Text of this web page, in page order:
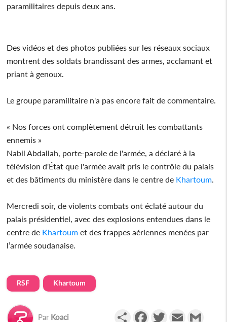
paramilitaires depuis deux ans.
Des vidéos et des photos publiées sur les réseaux sociaux
montrent des soldats brandissant des armes, acclamant et
priant à genoux.
Le groupe paramilitaire n'a pas encore fait de commentaire.
« Nos forces ont complètement détruit les combattants
ennemis »
Nabil Abdallah, porte-parole de l'armée, a déclaré à la
télévision d'État que l'armée avait pris le contrôle du palais
et des bâtiments du ministère dans le centre de Khartoum
Mercredi soir, de violents combats ont éclaté autour du
palais présidentiel, avec des explosions entendues dans le
centre de Khartoum et des frappes aériennes menées par
l’armée soudanaise.
RSF Khartoum
Par Koaci PartagerFacebookTwitterEmail